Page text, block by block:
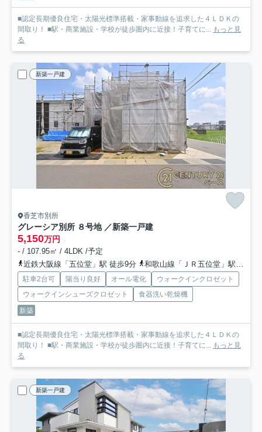
■認定長期優良住宅・太陽光標準搭載・家事動線を追求した４ＬＤＫの
間取り！ ■駅・商業施設・学校が徒歩圏内に近接！子育てに... もっと見
る
新築一戸建
香芝市別所
グレーシア別所 ８号地 ／新築一戸建
5,150万円
- / 107.95㎡ / 4LDK /予定
近鉄大阪線「五位堂」駅 徒歩9分
和歌山線「ＪＲ五位堂」駅 徒歩10分
駐車2台可 陽当り良好 オール電化
ウォークインクロゼット
ウォークインシューズクロゼット
食器洗い乾燥機
新築
■認定長期優良住宅・太陽光標準搭載・家事動線を追求した４ＬＤＫの
間取り！ ■駅・商業施設・学校が徒歩圏内に近接！子育てに... もっと見
る
新築一戸建